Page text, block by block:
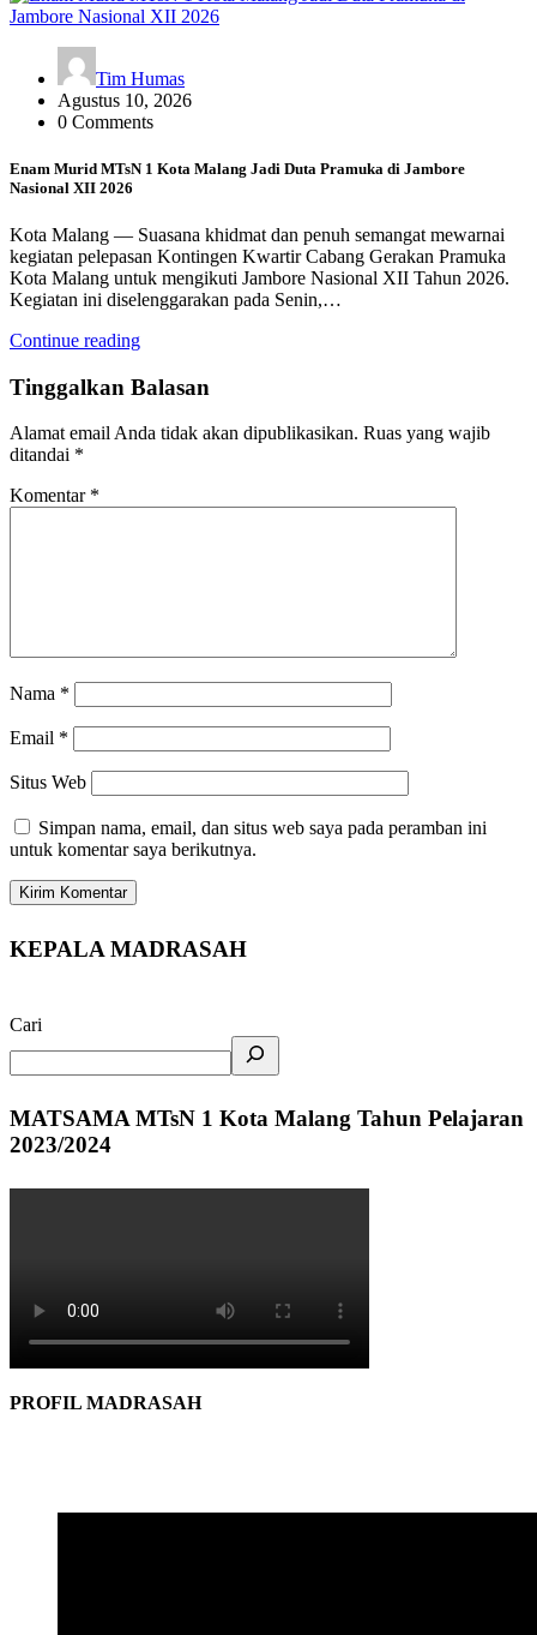
Tim Humas
Agustus 10, 2026
0 Comments
Enam Murid MTsN 1 Kota Malang Jadi Duta Pramuka di Jambore
Nasional XII 2026
Kota Malang — Suasana khidmat dan penuh semangat mewarnai
kegiatan pelepasan Kontingen Kwartir Cabang Gerakan Pramuka
Kota Malang untuk mengikuti Jambore Nasional XII Tahun 2026.
Kegiatan ini diselenggarakan pada Senin,…
Continue reading
Tinggalkan Balasan
Alamat email Anda tidak akan dipublikasikan. Ruas yang wajib
ditandai *
Komentar *
Nama *
Email *
Situs Web
Simpan nama, email, dan situs web saya pada peramban ini
untuk komentar saya berikutnya.
KEPALA MADRASAH
Cari
MATSAMA MTsN 1 Kota Malang Tahun Pelajaran
2023/2024
PROFIL MADRASAH